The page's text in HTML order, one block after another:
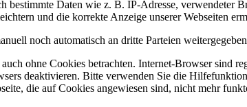
Daten wie z. B. IP-Adresse, verwendeter
und die korrekte Anzeige unserer Webseiten
noch automatisch an dritte Parteien
ohne Cookies betrachten. Internet-Browser sind
deaktivieren. Bitte verwenden Sie die
die auf Cookies angewiesen sind, nicht mehr